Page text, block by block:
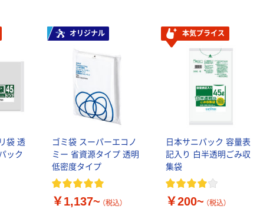
袋 透
ック
オリジナル
ゴミ袋 スーパーエコノ
ミー 省資源タイプ 透明
低密度タイプ
￥1,137~ （税込）
本気プライス
日本サニパック 容量表
記入り 白半透明ごみ収
集袋
￥200~ （税込）